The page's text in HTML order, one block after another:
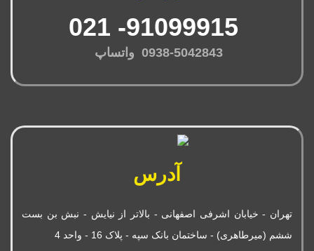
0938-5042843 واتساپ
آدرس
تهران - خیابان اشرفی اصفهانی - بالاتر از نیایش - نبش بن بست
ششم (میرطاهری) - ساختمان بانک سپه - پلاک 16 - واحد 4